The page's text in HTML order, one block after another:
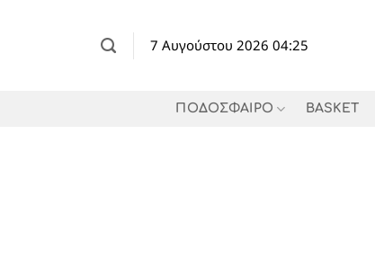
7 Αυγούστου 2026 04:25
ΠΟΔΟΣΦΑΙΡΟ BASKET